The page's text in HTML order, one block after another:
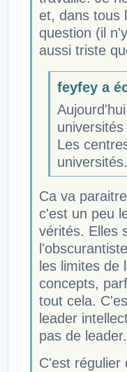
et, dans tous
question (il
aussi triste
feyfey a
Les
Ca va
c'est un peu
vérités. Elles
les limites de
concepts,
tout cela.
leader
pas de leader.
C'est régulier